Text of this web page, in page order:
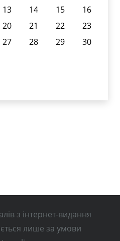
13 14 15
16
20 21 22
23
27 28 29
30
з інтернет-видання
лише за умови